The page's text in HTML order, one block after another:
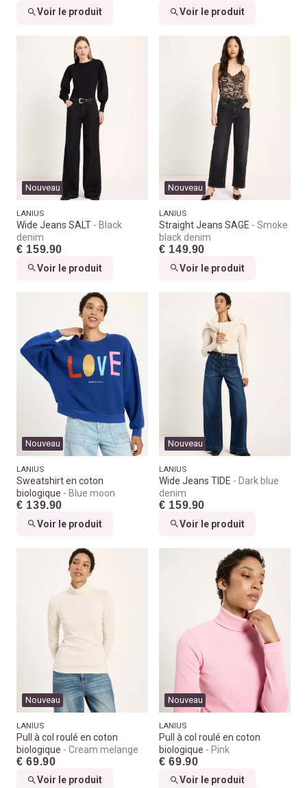
Voir le produit Voir le produit
Nouveau
LANIUS
Wide Jeans SALT
Black
denim
€ 159.90
Voir le produit
Nouveau
LANIUS
Straight Jeans SAGE
Smoke
black denim
€ 149.90
Voir le produit
Nouveau
LANIUS
Sweatshirt en coton
biologique
Blue moon
€ 139.90
Voir le produit
Nouveau
LANIUS
Wide Jeans TIDE
Dark blue
denim
€ 159.90
Voir le produit
Nouveau
LANIUS
Pull à col roulé en coton
biologique
Cream melange
€ 69.90
Voir le produit
Nouveau
LANIUS
Pull à col roulé en coton
biologique
Pink
€ 69.90
Voir le produit